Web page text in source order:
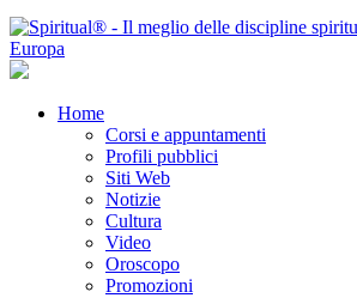
Home
Corsi e appuntamenti
Profili pubblici
Siti Web
Notizie
Cultura
Video
Oroscopo
Promozioni